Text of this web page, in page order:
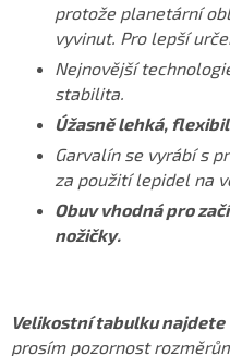
protože planetární
vyvinut. Pro lepší
Nejnovější
stabilita.
Úžasně lehká,
Garvalín se vyrábí s
za použití lepidel na
Obuv vhodná pro
nožičky.
Velikostní tabulku
prosím pozornost